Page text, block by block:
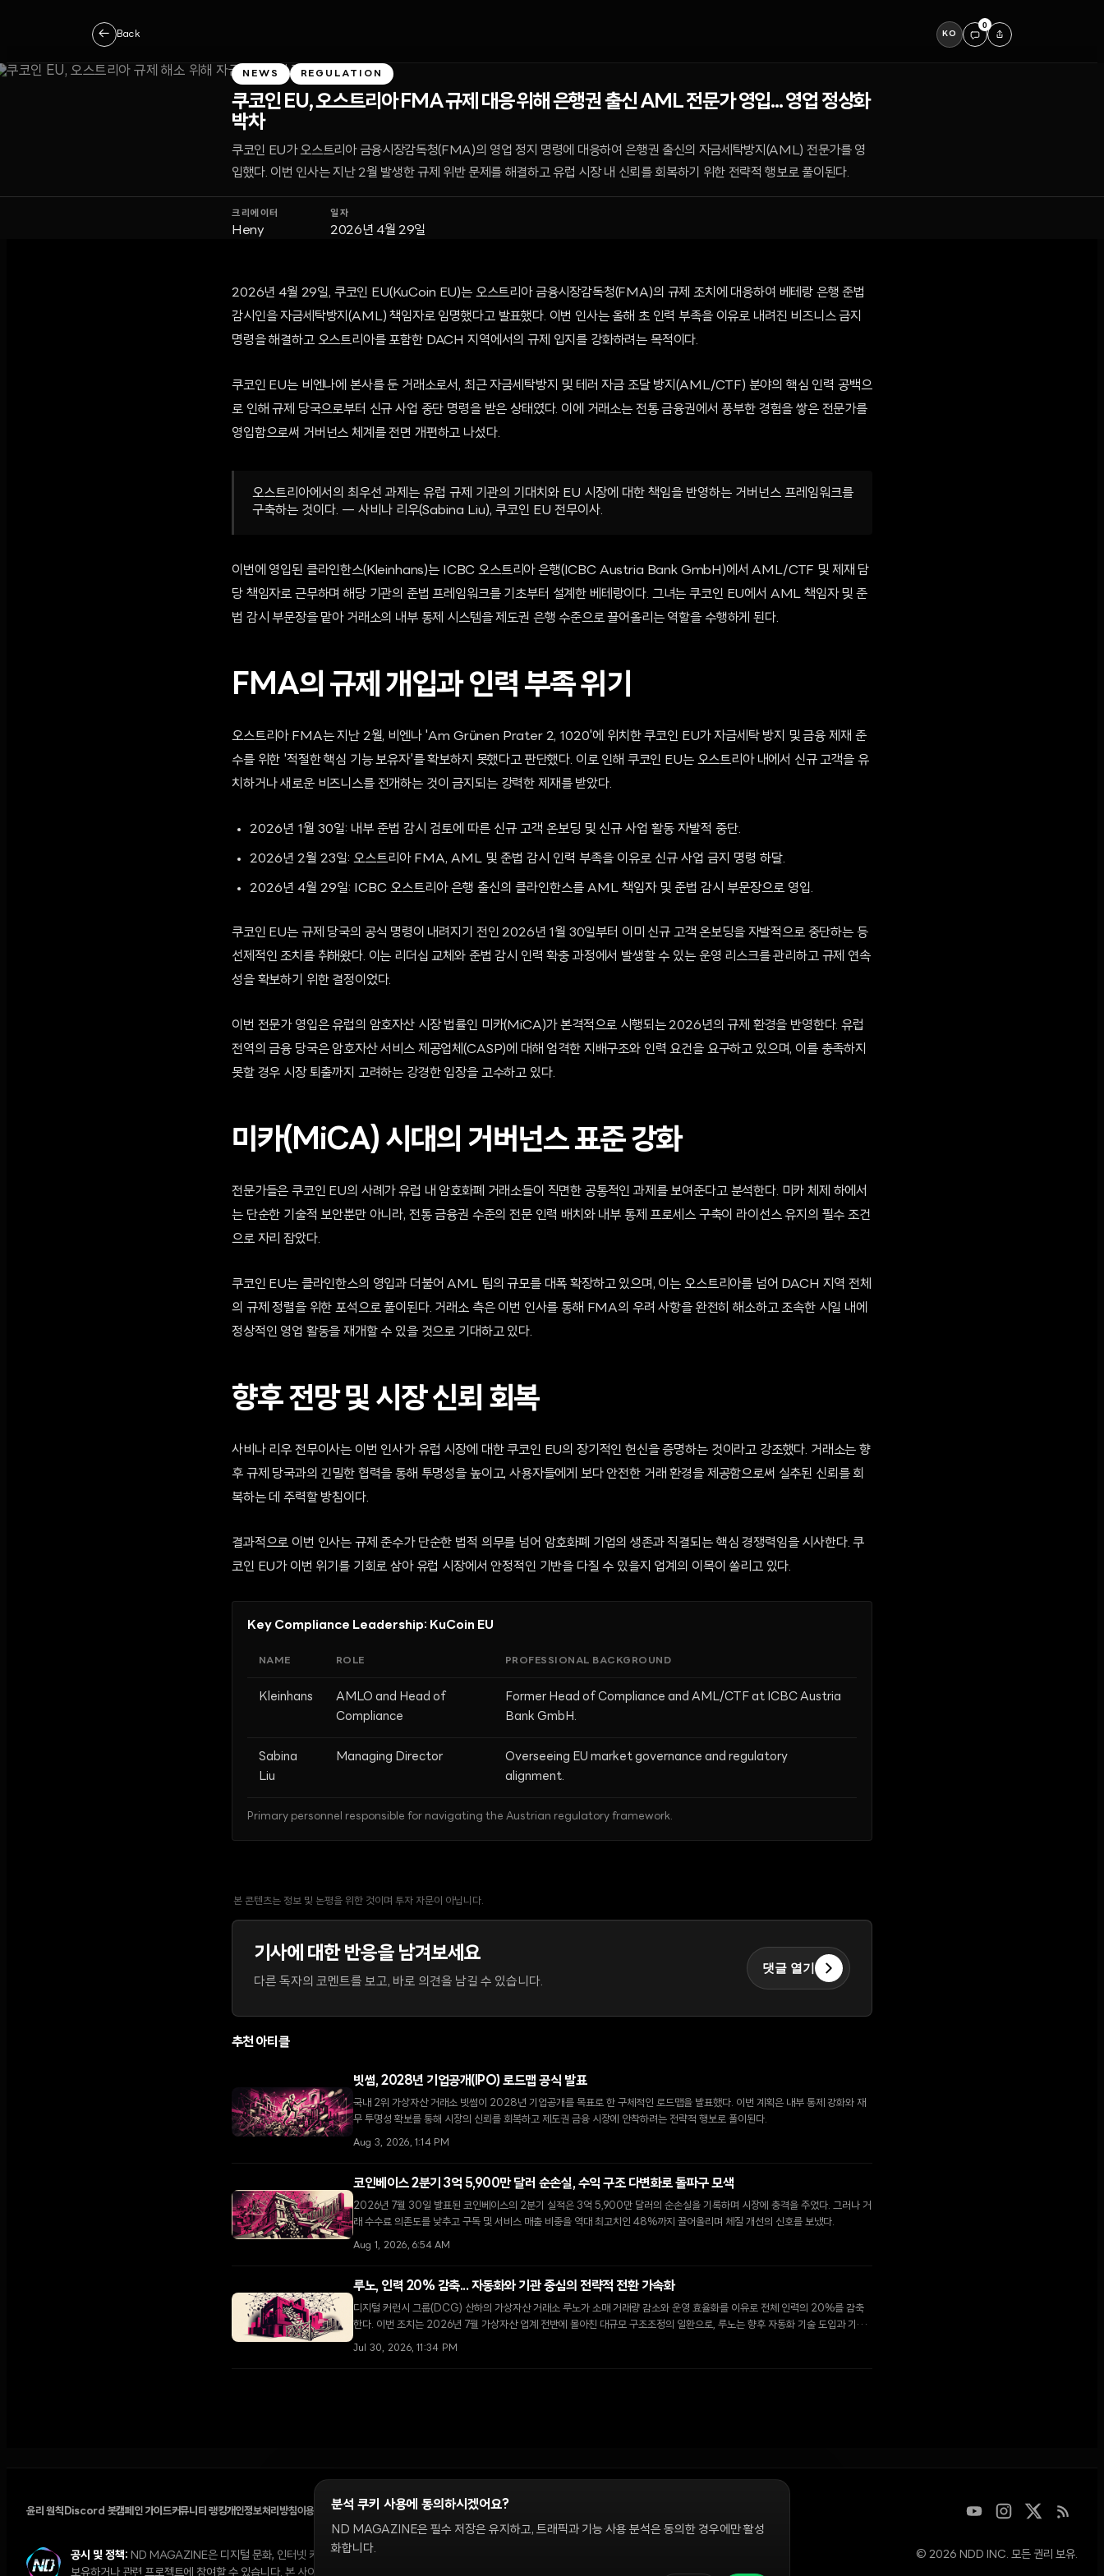
← Back KO
0
NEWS REGULATION
쿠코인 EU, 오스트리아 FMA 규제 대응 위해 은행권 출신 AML 전문가 영입... 영업 정상화
박차
쿠코인 EU가 오스트리아 금융시장감독청(FMA)의 영업 정지 명령에 대응하여 은행권 출신의 자금세탁방지(AML) 전문가를 영
입했다. 이번 인사는 지난 2월 발생한 규제 위반 문제를 해결하고 유럽 시장 내 신뢰를 회복하기 위한 전략적 행보로 풀이된다.
크리에이터
Heny
일자
2026년 4월 29일
2026년 4월 29일, 쿠코인 EU(KuCoin EU)는 오스트리아 금융시장감독청(FMA)의 규제 조치에 대응하여 베테랑 은행 준법
감시인을 자금세탁방지(AML) 책임자로 임명했다고 발표했다. 이번 인사는 올해 초 인력 부족을 이유로 내려진 비즈니스 금지
명령을 해결하고 오스트리아를 포함한 DACH 지역에서의 규제 입지를 강화하려는 목적이다.
쿠코인 EU는 비엔나에 본사를 둔 거래소로서, 최근 자금세탁방지 및 테러 자금 조달 방지(AML/CTF) 분야의 핵심 인력 공백으
로 인해 규제 당국으로부터 신규 사업 중단 명령을 받은 상태였다. 이에 거래소는 전통 금융권에서 풍부한 경험을 쌓은 전문가를
영입함으로써 거버넌스 체계를 전면 개편하고 나섰다.
오스트리아에서의 최우선 과제는 유럽 규제 기관의 기대치와 EU 시장에 대한 책임을 반영하는 거버넌스 프레임워크를
구축하는 것이다. — 사비나 리우(Sabina Liu), 쿠코인 EU 전무이사.
이번에 영입된 클라인한스(Kleinhans)는 ICBC 오스트리아 은행(ICBC Austria Bank GmbH)에서 AML/CTF 및 제재 담
당 책임자로 근무하며 해당 기관의 준법 프레임워크를 기초부터 설계한 베테랑이다. 그녀는 쿠코인 EU에서 AML 책임자 및 준
법 감시 부문장을 맡아 거래소의 내부 통제 시스템을 제도권 은행 수준으로 끌어올리는 역할을 수행하게 된다.
FMA의 규제 개입과 인력 부족 위기
오스트리아 FMA는 지난 2월, 비엔나 'Am Grünen Prater 2, 1020'에 위치한 쿠코인 EU가 자금세탁 방지 및 금융 제재 준
수를 위한 '적절한 핵심 기능 보유자'를 확보하지 못했다고 판단했다. 이로 인해 쿠코인 EU는 오스트리아 내에서 신규 고객을 유
치하거나 새로운 비즈니스를 전개하는 것이 금지되는 강력한 제재를 받았다.
2026년 1월 30일: 내부 준법 감시 검토에 따른 신규 고객 온보딩 및 신규 사업 활동 자발적 중단.
2026년 2월 23일: 오스트리아 FMA, AML 및 준법 감시 인력 부족을 이유로 신규 사업 금지 명령 하달.
2026년 4월 29일: ICBC 오스트리아 은행 출신의 클라인한스를 AML 책임자 및 준법 감시 부문장으로 영입.
쿠코인 EU는 규제 당국의 공식 명령이 내려지기 전인 2026년 1월 30일부터 이미 신규 고객 온보딩을 자발적으로 중단하는 등
선제적인 조치를 취해왔다. 이는 리더십 교체와 준법 감시 인력 확충 과정에서 발생할 수 있는 운영 리스크를 관리하고 규제 연속
성을 확보하기 위한 결정이었다.
이번 전문가 영입은 유럽의 암호자산 시장 법률인 미카(MiCA)가 본격적으로 시행되는 2026년의 규제 환경을 반영한다. 유럽
전역의 금융 당국은 암호자산 서비스 제공업체(CASP)에 대해 엄격한 지배구조와 인력 요건을 요구하고 있으며, 이를 충족하지
못할 경우 시장 퇴출까지 고려하는 강경한 입장을 고수하고 있다.
미카(MiCA) 시대의 거버넌스 표준 강화
전문가들은 쿠코인 EU의 사례가 유럽 내 암호화폐 거래소들이 직면한 공통적인 과제를 보여준다고 분석한다. 미카 체제 하에서
는 단순한 기술적 보안뿐만 아니라, 전통 금융권 수준의 전문 인력 배치와 내부 통제 프로세스 구축이 라이선스 유지의 필수 조건
으로 자리 잡았다.
쿠코인 EU는 클라인한스의 영입과 더불어 AML 팀의 규모를 대폭 확장하고 있으며, 이는 오스트리아를 넘어 DACH 지역 전체
의 규제 정렬을 위한 포석으로 풀이된다. 거래소 측은 이번 인사를 통해 FMA의 우려 사항을 완전히 해소하고 조속한 시일 내에
정상적인 영업 활동을 재개할 수 있을 것으로 기대하고 있다.
향후 전망 및 시장 신뢰 회복
사비나 리우 전무이사는 이번 인사가 유럽 시장에 대한 쿠코인 EU의 장기적인 헌신을 증명하는 것이라고 강조했다. 거래소는 향
후 규제 당국과의 긴밀한 협력을 통해 투명성을 높이고, 사용자들에게 보다 안전한 거래 환경을 제공함으로써 실추된 신뢰를 회
복하는 데 주력할 방침이다.
결과적으로 이번 인사는 규제 준수가 단순한 법적 의무를 넘어 암호화폐 기업의 생존과 직결되는 핵심 경쟁력임을 시사한다. 쿠
코인 EU가 이번 위기를 기회로 삼아 유럽 시장에서 안정적인 기반을 다질 수 있을지 업계의 이목이 쏠리고 있다.
Key Compliance Leadership: KuCoin EU
NAME ROLE PROFESSIONAL BACKGROUND
Kleinhans
AMLO and Head of
Compliance
Former Head of Compliance and AML/CTF at ICBC Austria
Bank GmbH.
Sabina
Liu
Managing Director
Overseeing EU market governance and regulatory
alignment.
Primary personnel responsible for navigating the Austrian regulatory framework.
본 콘텐츠는 정보 및 논평을 위한 것이며 투자 자문이 아닙니다.
기사에 대한 반응을 남겨보세요
다른 독자의 코멘트를 보고, 바로 의견을 남길 수 있습니다.
댓글 열기
추천 아티클
빗썸, 2028년 기업공개(IPO) 로드맵 공식 발표
국내 2위 가상자산 거래소 빗썸이 2028년 기업공개를 목표로 한 구체적인 로드맵을 발표했다. 이번 계획은 내부 통제 강화와 재
무 투명성 확보를 통해 시장의 신뢰를 회복하고 제도권 금융 시장에 안착하려는 전략적 행보로 풀이된다.
Aug 3, 2026, 1:14 PM
코인베이스 2분기 3억 5,900만 달러 순손실, 수익 구조 다변화로 돌파구 모색
2026년 7월 30일 발표된 코인베이스의 2분기 실적은 3억 5,900만 달러의 순손실을 기록하며 시장에 충격을 주었다. 그러나 거
래 수수료 의존도를 낮추고 구독 및 서비스 매출 비중을 역대 최고치인 48%까지 끌어올리며 체질 개선의 신호를 보냈다.
Aug 1, 2026, 6:54 AM
루노, 인력 20% 감축... 자동화와 기관 중심의 전략적 전환 가속화
디지털 커런시 그룹(DCG) 산하의 가상자산 거래소 루노가 소매 거래량 감소와 운영 효율화를 이유로 전체 인력의 20%를 감축
한다. 이번 조치는 2026년 7월 가상자산 업계 전반에 몰아친 대규모 구조조정의 일환으로, 루노는 향후 자동화 기술 도입과 기관
고객 유치에 집중할 계획이다.
Jul 30, 2026, 11:34 PM
윤리 원칙 Discord 봇캠페인 가이드커뮤니티 랭킹개인정보처리방침이용약관 쿠키 설정
공시 및 정책: ND MAGAZINE은 디지털 문화, 인터넷 커뮤니티, 온체인 시장을 다룹니다. 편집팀은 독립적으로 운영되며, 필진은 이 사이트에서 다루는 디지털 자산을
보유하거나 관련 프로젝트에 참여할 수 있습니다. 본 사이트의 의견과 해설은 정보 제공 및 논평을 위한 것이며 투자 자문이 아닙니다. 정책 문의와 편집 요청은
© 2026 NDD INC. 모든 권리 보유.
분석 쿠키 사용에 동의하시겠어요?
ND MAGAZINE은 필수 저장은 유지하고, 트래픽과 기능 사용 분석은 동의한 경우에만 활성
화합니다.